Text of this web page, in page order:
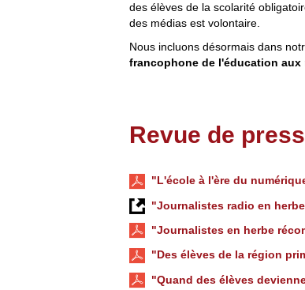
des élèves de la scolarité
des médias est volontaire.
Nous incluons désormais dans
francophone de l'éducation aux
Revue de
"L'école à l'ère du
"Journalistes radio en
"Journalistes en herbe
"Des élèves de la région
"Quand des élèves